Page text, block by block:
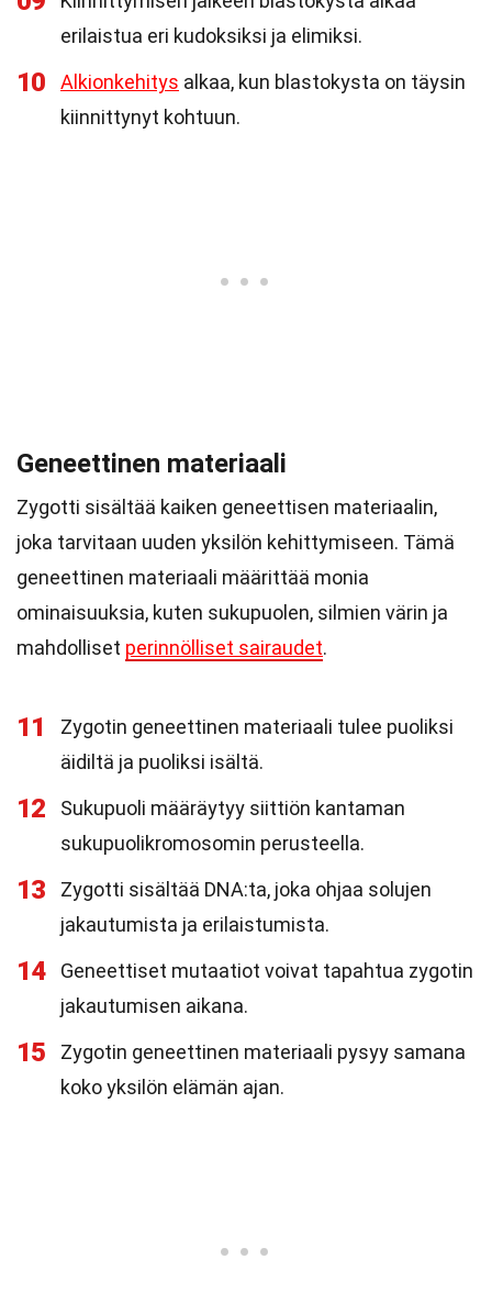
erilaistua eri kudoksiksi ja elimiksi.
10 Alkionkehitys alkaa, kun blastokysta on täysin
kiinnittynyt kohtuun.
Geneettinen materiaali
Zygotti sisältää kaiken geneettisen materiaalin,
joka tarvitaan uuden yksilön kehittymiseen. Tämä
geneettinen materiaali määrittää monia
ominaisuuksia, kuten sukupuolen, silmien värin ja
mahdolliset perinnölliset sairaudet.
11
Zygotin geneettinen materiaali tulee puoliksi
äidiltä ja puoliksi isältä.
12
Sukupuoli määräytyy siittiön kantaman
sukupuolikromosomin perusteella.
13
Zygotti sisältää DNA:ta, joka ohjaa solujen
jakautumista ja erilaistumista.
14
Geneettiset mutaatiot voivat tapahtua zygotin
jakautumisen aikana.
15
Zygotin geneettinen materiaali pysyy samana
koko yksilön elämän ajan.